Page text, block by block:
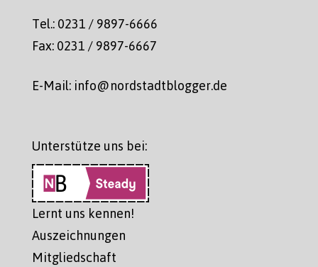
Tel.: 0231 / 9897-6666
Fax: 0231 / 9897-6667
E-Mail: info@nordstadtblogger.de
Unterstütze uns bei:
Lernt uns kennen!
Auszeichnungen
Mitgliedschaft